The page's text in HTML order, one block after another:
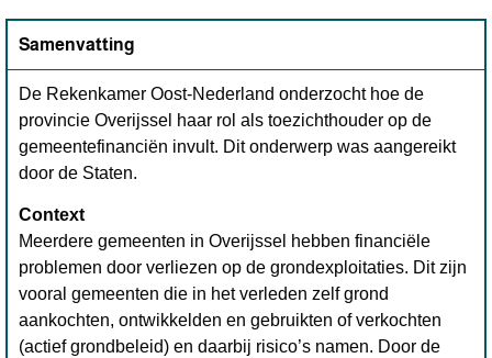
Samenvatting
De Rekenkamer Oost-Nederland onderzocht hoe de
provincie Overijssel haar rol als toezichthouder op de
gemeentefinanciën invult. Dit onderwerp was aangereikt
door de Staten.
Context
Meerdere gemeenten in Overijssel hebben financiële
problemen door verliezen op de grondexploitaties. Dit zijn
vooral gemeenten die in het verleden zelf grond
aankochten, ontwikkelden en gebruikten of verkochten
(actief grondbeleid) en daarbij risico’s namen. Door de